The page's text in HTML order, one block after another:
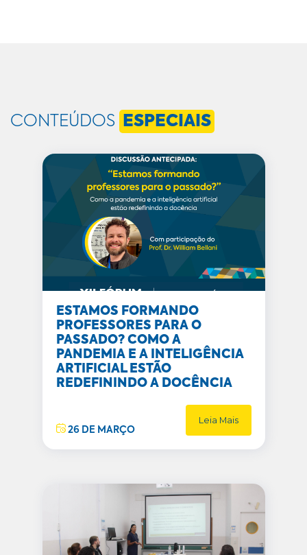
CONTEÚDOS ESPECIAIS
ESTAMOS FORMANDO
PROFESSORES PARA O
PASSADO? COMO A
PANDEMIA E A INTELIGÊNCIA
ARTIFICIAL ESTÃO
REDEFININDO A DOCÊNCIA
26 DE MARÇO
Leia Mais